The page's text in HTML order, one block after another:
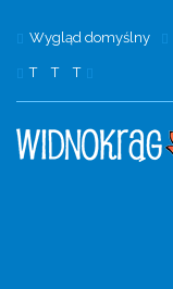
Wygląd domyślny
T T T